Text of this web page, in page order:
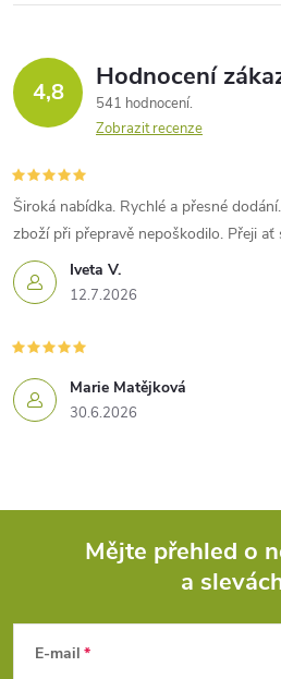
4,8 Hodnocení
541 hodnocení
Zobrazit recenze
Iveta V.
12.7.2026
Široká nabídka. Rychlé a přesné
zboží při přepravě nepoškodilo. Přeji ať
Marie Matějková
30.6.2026
Mějte přehled o
a
E-mail